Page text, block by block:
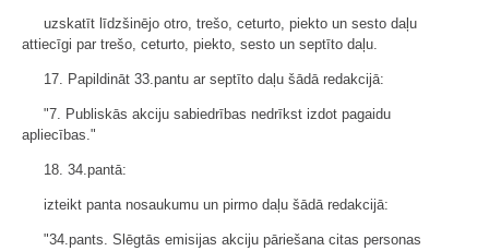
uzskatīt līdzšinējo otro, trešo, ceturto, piekto un sesto daļu
attiecīgi par trešo, ceturto, piekto, sesto un septīto daļu.
17. Papildināt 33.pantu ar septīto daļu šādā redakcijā:
"7. Publiskās akciju sabiedrības nedrīkst izdot pagaidu
apliecības."
18. 34.pantā:
izteikt panta nosaukumu un pirmo daļu šādā redakcijā:
"34.pants. Slēgtās emisijas akciju pāriešana citas personas